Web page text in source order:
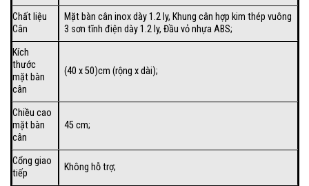
Chất liệu
Cân
Mặt bàn cân inox dày 1.2 ly, Khung cân hợp kim thép vuông
3 sơn tĩnh điện dày 1.2 ly, Đầu vỏ nhựa ABS;
Kích
thước
mặt bàn
cân
(40 x 50)cm (rộng x dài);
Chiều cao
mặt bàn
cân
45 cm;
Cổng giao
tiếp
Không hỗ trợ;